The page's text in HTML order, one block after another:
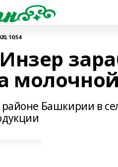
10:54
Башкирии в